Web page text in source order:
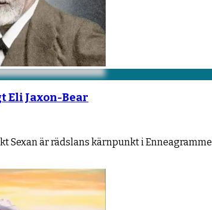
Eli Jaxon-Bear
Sexan är rädslans kärnpunkt i